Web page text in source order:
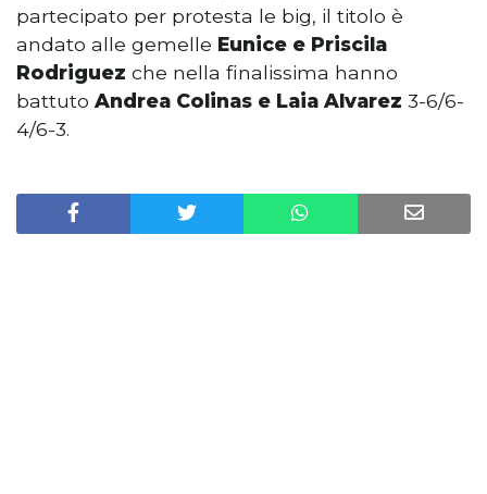
partecipato per protesta le big, il titolo è
andato alle gemelle Eunice e Priscila
Rodriguez che nella finalissima hanno
battuto Andrea Colinas e Laia Alvarez 3-6/6-
4/6-3.